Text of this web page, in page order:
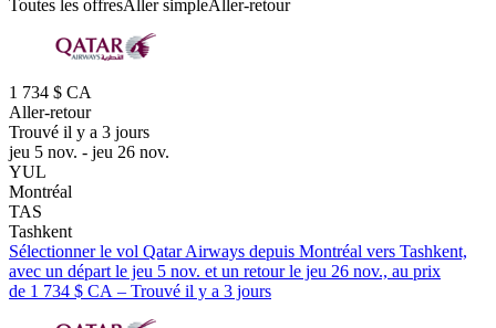
Toutes les offresAller simpleAller-retour
1 734 $ CA
Aller-retour
Trouvé il y a 3 jours
jeu 5 nov. - jeu 26 nov.
YUL
Montréal
TAS
Tashkent
Sélectionner le vol Qatar Airways depuis Montréal vers Tashkent,
avec un départ le jeu 5 nov. et un retour le jeu 26 nov., au prix
de 1 734 $ CA – Trouvé il y a 3 jours